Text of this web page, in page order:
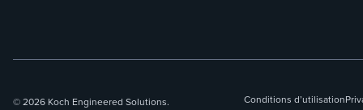
© 2026 Koch Engineered Solutions.
Conditions d’utilisation